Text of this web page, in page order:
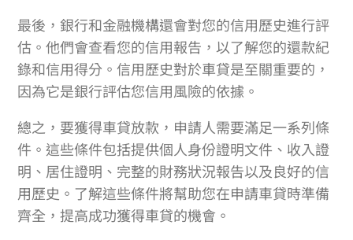
最後，銀行和金融機構還會對您的信用歷史進行評
估。他們會查看您的信用報告，以了解您的還款紀
錄和信用得分。信用歷史對於車貸是至關重要的，
因為它是銀行評估您信用風險的依據。
總之，要獲得車貸放款，申請人需要滿足一系列條
件。這些條件包括提供個人身份證明文件、收入證
明、居住證明、完整的財務狀況報告以及良好的信
用歷史。了解這些條件將幫助您在申請車貸時準備
齊全，提高成功獲得車貸的機會。